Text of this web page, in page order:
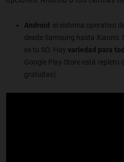
Android : el sistema operativo
desde Samsung hasta Xiaomi.
es tu SO. Hay variedad para
Google Play Store está repleto
gratuitas).